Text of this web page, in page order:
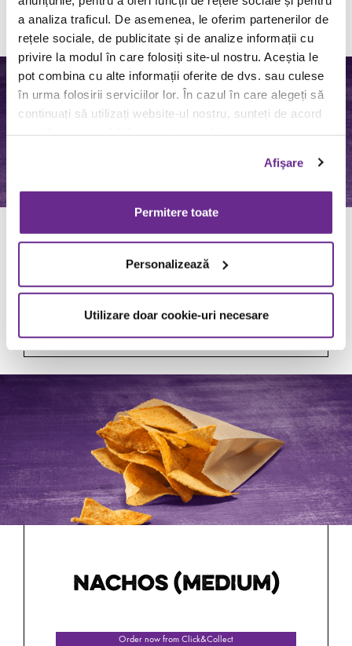
a analiza traficul. De asemenea, le oferim partenerilor de
rețele sociale, de publicitate și de analize informații cu
privire la modul în care folosiți site-ul nostru. Aceștia le
pot combina cu alte informații oferite de dvs. sau culese
în urma folosirii serviciilor lor. În cazul în care alegeți să
continuați să utilizați website-ul nostru, sunteți de acord
Afişare
Permitere toate
Personalizează
Utilizare doar cookie-uri necesare
Order now from Click&Collect
Nutritional values, allergens and product ingredients
FRIES (MEDIUM)
Order now from Click&Collect
Nutritional values, allergens and product ingredients
NACHOS (MEDIUM)
Order now from Click&Collect